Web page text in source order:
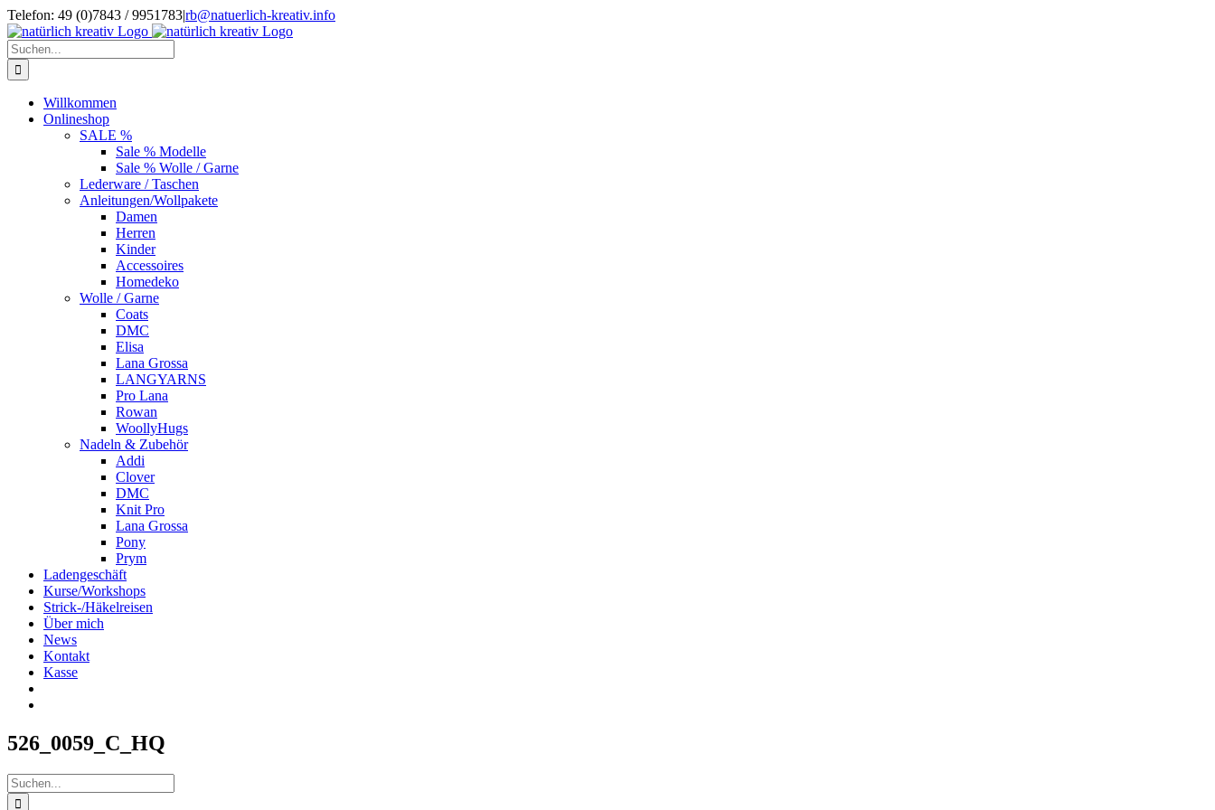
Zum
Inhalt
springen
Telefon: 49 (0)7843 / 9951783|rb@natuerlich-kreativ.info
Suche
nach:
Willkommen
Onlineshop
SALE %
Sale % Modelle
Sale % Wolle / Garne
Lederware / Taschen
Anleitungen/Wollpakete
Damen
Herren
Kinder
Accessoires
Homedeko
Wolle / Garne
Coats
DMC
Elisa
Lana Grossa
LANGYARNS
Pro Lana
Rowan
WoollyHugs
Nadeln & Zubehör
Addi
Clover
DMC
Knit Pro
Lana Grossa
Pony
Prym
Ladengeschäft
Kurse/Workshops
Strick-/Häkelreisen
Über mich
News
Kontakt
Kasse
526_0059_C_HQ
Suche
nach: